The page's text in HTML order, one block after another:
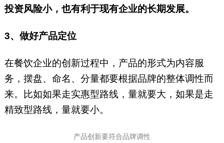
投资风险小，也有利于现有企业的长期发展。
3、做好产品定位
在餐饮企业的创新过程中，产品的形式为内容服
务，摆盘、命名、分量都要根据品牌的整体调性而
来。比如如果走实惠型路线，量就要大，如果是走
精致型路线，量就要小。
产品创新要符合品牌调性